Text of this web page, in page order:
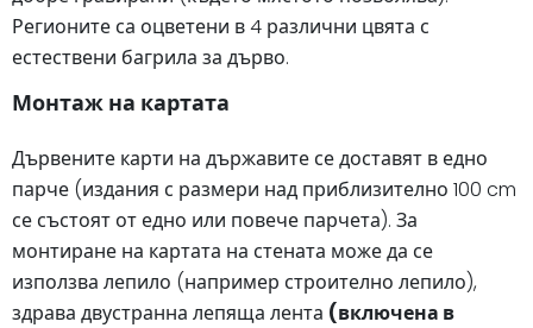
Регионите са оцветени в 4 различни цвята с
естествени багрила за дърво.
Монтаж на картата
Дървените карти на държавите се доставят в едно
парче (издания с размери над приблизително 100 cm
се състоят от едно или повече парчета). За
монтиране на картата на стената може да се
използва лепило (например строително лепило),
здрава двустранна лепяща лента (включена в